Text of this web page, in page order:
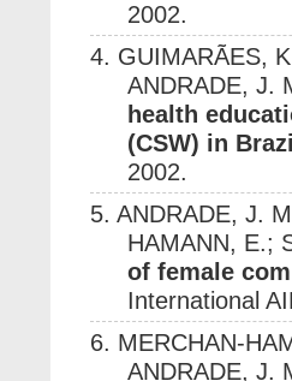
2002.
4. GUIMARÃES,
ANDRADE, J.
health
(CSW) in
2002.
5. ANDRADE, J.
HAMANN, E.;
of female
International
6. MERCHAN-
ANDRADE, J.